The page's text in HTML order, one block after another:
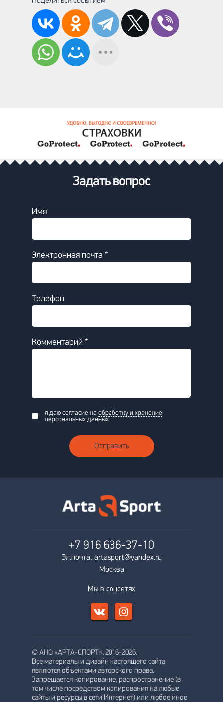
Задать вопрос
Имя
Электронная почта *
Телефон
Комментарий *
я даю согласие на обработку и хранение
персональных данных
Отправить
+7 916 636-37-10
Эл.почта: artasport@yandex.ru
Москва
Мы в соцсетях
© АНО «АРТА-СПОРТ», 2016-2026.
Все материалы и дизайн настоящего сайта
являются объектами авторского права.
Запрещается копирование, распространение (в
том числе посредством копирования на любые
сайты и ресурсы в сети Интернет) или любое иное